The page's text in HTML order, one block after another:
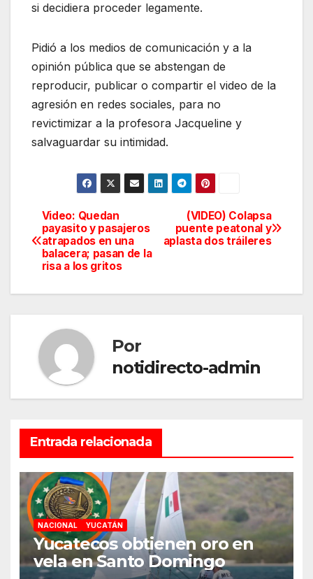
si decidiera proceder legamente.
Pidió a los medios de comunicación y a la
opinión pública que se abstengan de
reproducir, publicar o compartir el video de la
agresión en redes sociales, para no
revictimizar a la profesora Jacqueline y
salvaguardar su intimidad.
Navegación
de
entradas
(VIDEO) Colapsa
puente peatonal y
aplasta dos tráileres
Video: Quedan
payasito y pasajeros
atrapados en una
balacera; pasan de la
risa a los gritos
Por
notidirecto-admin
Entrada relacionada
NACIONAL YUCATÁN
Yucatecos obtienen oro en
vela en Santo Domingo